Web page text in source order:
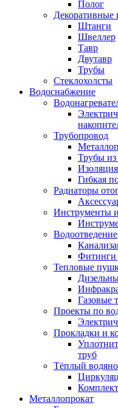
Полог
Декоративные
Штанги
Швеллер
Тавр
Двутавр
Трубы
Стеклохолсты
Водоснабжение
Трубопровод
Трубы из
Гибкая
Радиаторы
Инструменты
Водоотведение
Фитинги
Тепловые
Газовые
Проекты по
Прокладки и
труб
Тёплый
Металлопрокат